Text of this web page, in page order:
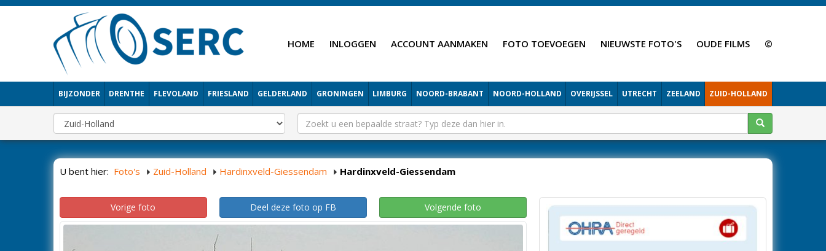
HOME INLOGGEN ACCOUNT AANMAKEN FOTO TOEVOEGEN NIEUWSTE FOTO'S OUDE FILMS ©
BIJZONDER DRENTHE FLEVOLAND FRIESLAND GELDERLAND GRONINGEN LIMBURG NOORD-BRABANT NOORD-HOLLAND OVERIJSSEL UTRECHT ZEELAND ZUID-HOLLAND
U bent hier: Foto's Zuid-Holland Hardinxveld-Giessendam Hardinxveld-Giessendam
Vorige foto Deel deze foto op FB Volgende foto